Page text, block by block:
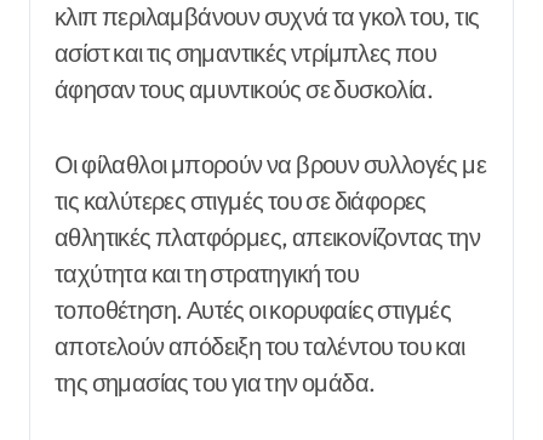
κλιπ περιλαμβάνουν συχνά τα γκολ του, τις
ασίστ και τις σημαντικές ντρίμπλες που
άφησαν τους αμυντικούς σε δυσκολία.
Οι φίλαθλοι μπορούν να βρουν συλλογές με
τις καλύτερες στιγμές του σε διάφορες
αθλητικές πλατφόρμες, απεικονίζοντας την
ταχύτητα και τη στρατηγική του
τοποθέτηση. Αυτές οι κορυφαίες στιγμές
αποτελούν απόδειξη του ταλέντου του και
της σημασίας του για την ομάδα.